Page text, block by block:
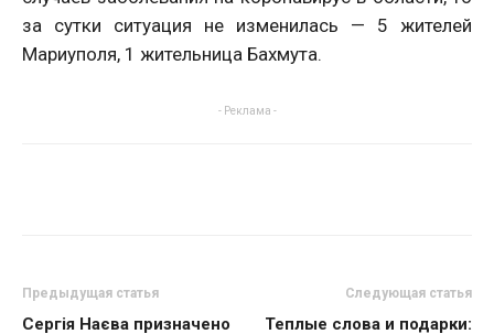
за сутки ситуация не изменилась — 5 жителей
Мариуполя, 1 жительница Бахмута.
- Реклама -
Предыдущая статья
Сергія Наєва призначено
Следующая статья
Теплые слова и подарки: